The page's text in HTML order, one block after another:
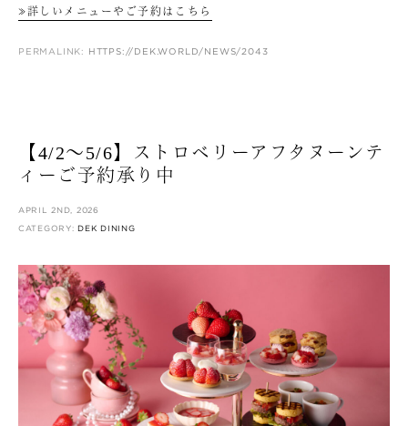
≫詳しいメニューやご予約はこちら
PERMALINK: HTTPS://DEK.WORLD/NEWS/2043
【4/2〜5/6】ストロベリーアフタヌーンテ
ィーご予約承り中
APRIL 2ND, 2026
CATEGORY:DEK DINING